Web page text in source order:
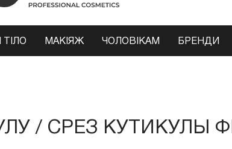
ТІЛО МАКІЯЖ ЧОЛОВІКАМ БРЕНДИ
/ СРЕЗ КУТИКУЛЫ